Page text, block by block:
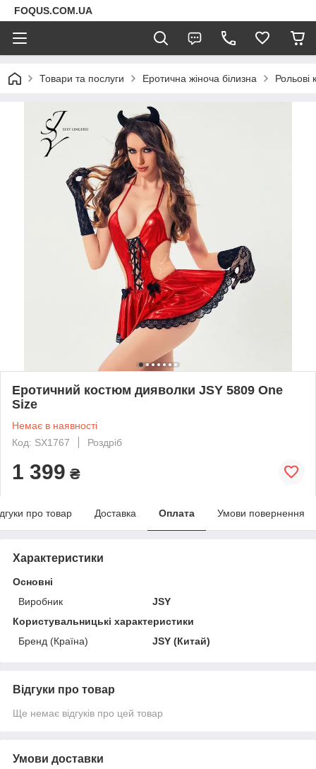
FOQUS.COM.UA
Товари та послуги Еротична жіноча білизна Рольові
Еротичний костюм дияволки JSY 5809 One
Size
Немає в наявності
Код: SX1767
Роздріб
1 399 ₴
про товар Доставка Оплата Умови повернення
Характеристики
Основні
Виробник
JSY
Користувальницькі характеристики
Бренд (Країна)
JSY (Китай)
Відгуки про товар
Ще немає відгуків про цей товар
Умови доставки